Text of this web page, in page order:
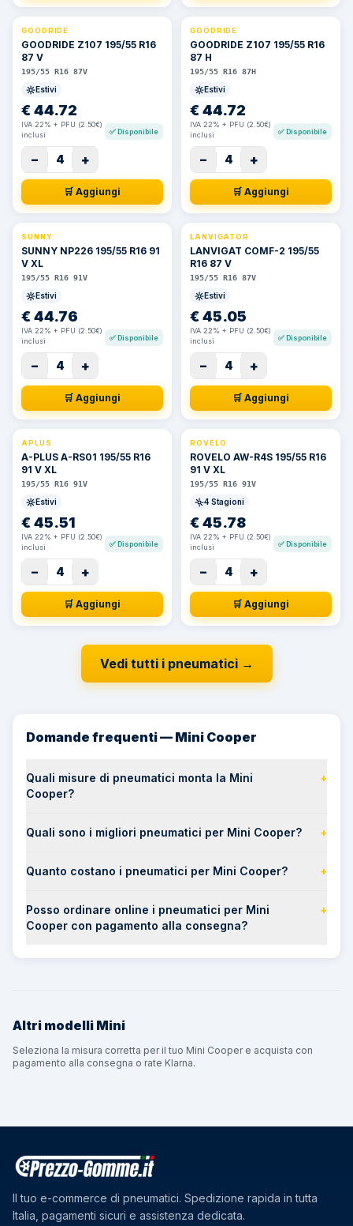
GOODRIDE
GOODRIDE Z107 195/55 R16
87 V
195/55 R16 87V
Estivi
€44.72
IVA 22% + PFU (2.50€)
inclusi
✅Disponibile
− 4 +
🛒 Aggiungi
GOODRIDE
GOODRIDE Z107 195/55 R16
87 H
195/55 R16 87H
Estivi
€44.72
IVA 22% + PFU (2.50€)
inclusi
✅Disponibile
− 4 +
🛒 Aggiungi
SUNNY
SUNNY NP226 195/55 R16 91
V XL
195/55 R16 91V
Estivi
€44.76
IVA 22% + PFU (2.50€)
inclusi
✅Disponibile
− 4 +
🛒 Aggiungi
LANVIGATOR
LANVIGAT COMF-2 195/55
R16 87 V
195/55 R16 87V
Estivi
€45.05
IVA 22% + PFU (2.50€)
inclusi
✅Disponibile
− 4 +
🛒 Aggiungi
APLUS
A-PLUS A-RS01 195/55 R16
91 V XL
195/55 R16 91V
Estivi
€45.51
IVA 22% + PFU (2.50€)
inclusi
✅Disponibile
− 4 +
🛒 Aggiungi
ROVELO
ROVELO AW-R4S 195/55 R16
91 V XL
195/55 R16 91V
4 Stagioni
€45.78
IVA 22% + PFU (2.50€)
inclusi
✅Disponibile
− 4 +
🛒 Aggiungi
Vedi tutti i pneumatici→
Domande frequenti — Mini Cooper
Quali misure di pneumatici monta la Mini
Cooper?
+
Quali sono i migliori pneumatici per Mini Cooper? +
Quanto costano i pneumatici per Mini Cooper? +
Posso ordinare online i pneumatici per Mini
Cooper con pagamento alla consegna?
+
Altri modelli Mini
Seleziona la misura corretta per il tuo Mini Cooper e acquista con
pagamento alla consegna o rate Klarna.
Il tuo e-commerce di pneumatici. Spedizione rapida in tutta
Italia, pagamenti sicuri e assistenza dedicata.